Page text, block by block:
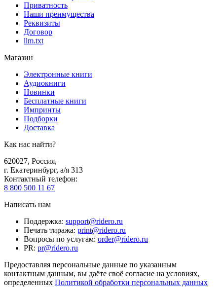
Приватность
Наши преимущества
Реквизиты
Договор
llm.txt
Магазин
Электронные книги
Аудиокниги
Новинки
Бесплатные книги
Импринты
Подборки
Доставка
Как нас найти?
620027, Россия,
г. Екатеринбург, а/я 313
Контактный телефон:
8 800 500 11 67
Написать нам
Поддержка: support@ridero.ru
Печать тиража: print@ridero.ru
Вопросы по услугам: order@ridero.ru
PR: pr@ridero.ru
Предоставляя персональные данные по указанным
контактным данным, вы даёте своё согласие на условиях,
определенных Политикой обработки персональных данных